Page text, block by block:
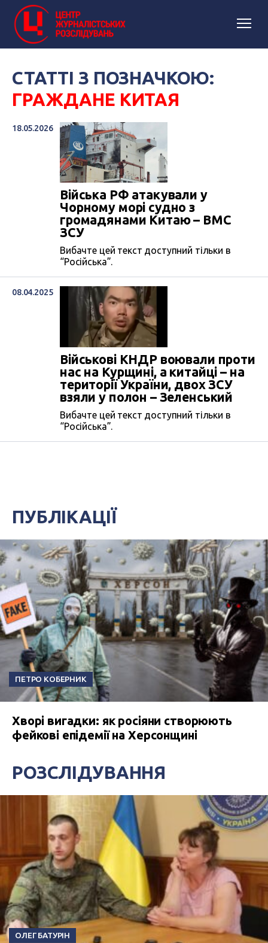
СТАТТІ З ПОЗНАЧКОЮ:
ГРАЖДАНЕ КИТАЯ
18.05.2026
Війська РФ атакували у
Чорному морі судно з
громадянами Китаю – ВМС
ЗСУ
Вибачте цей текст доступний тільки в
“Російська”.
08.04.2025
Військові КНДР воювали проти
нас на Курщині, а китайці – на
території України, двох ЗСУ
взяли у полон – Зеленський
Вибачте цей текст доступний тільки в
“Російська”.
ПУБЛІКАЦІЇ
ПЕТРО КОБЕРНИК
Хворі вигадки: як росіяни створюють
фейкові епідемії на Херсонщині
РОЗСЛІДУВАННЯ
ОЛЕГ БАТУРІН